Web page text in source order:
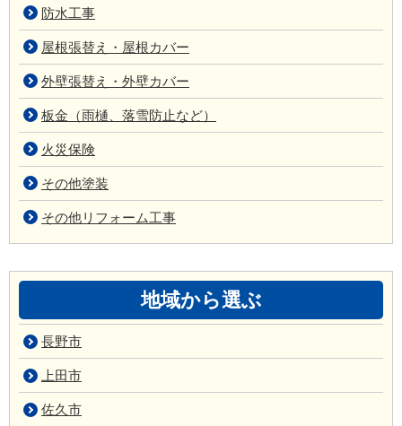
防水工事
屋根張替え・屋根カバー
外壁張替え・外壁カバー
板金（雨樋、落雪防止など）
火災保険
その他塗装
その他リフォーム工事
地域から選ぶ
長野市
上田市
佐久市